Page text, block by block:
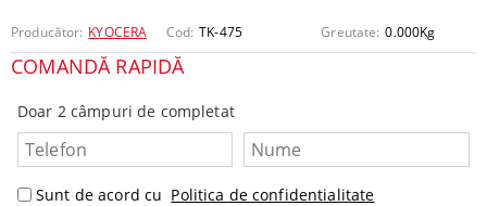
Producător: KYOCERA Cod: TK-475 Greutate: 0.000Kg
COMANDĂ RAPIDĂ
Doar 2 câmpuri de completat
Sunt de acord cu Politica de confidentialitate